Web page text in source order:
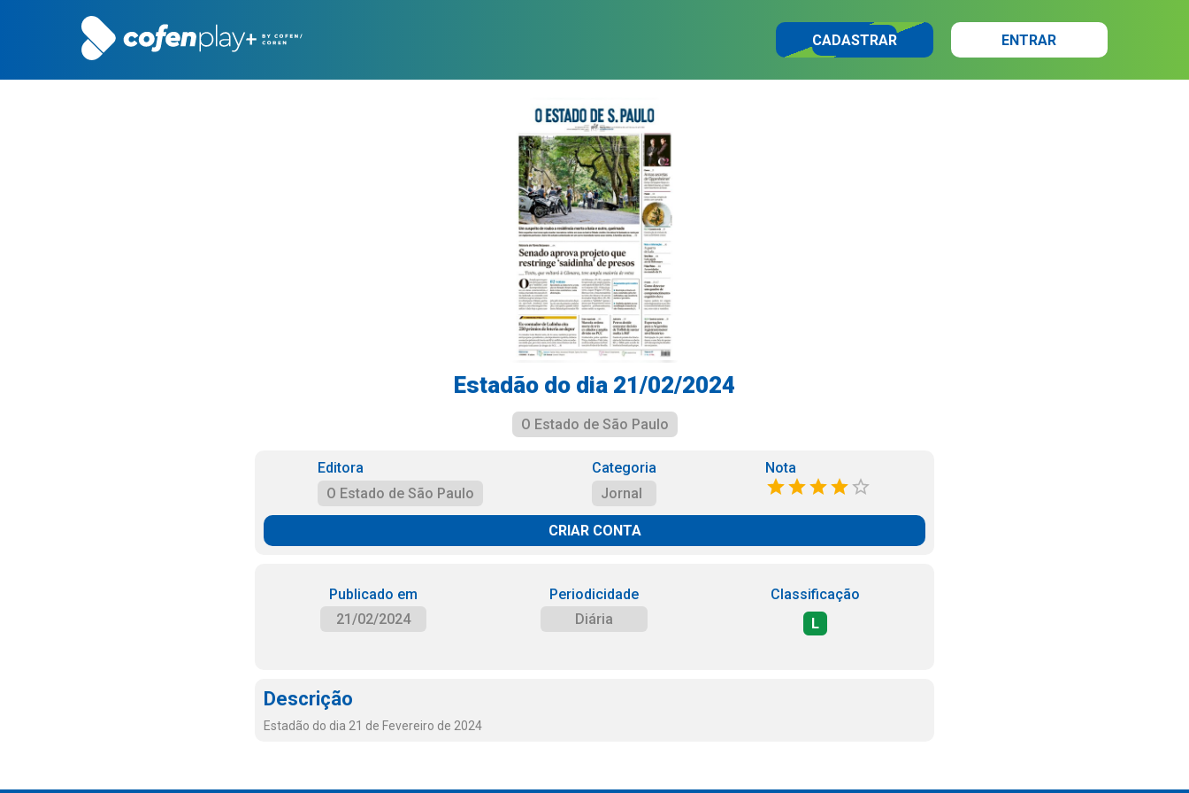
CADASTRAR ENTRAR
Estadão do dia 21/02/2024
O Estado de São Paulo
Editora
O Estado de São Paulo
Categoria
Jornal
Nota
CRIAR CONTA
Publicado em
21/02/2024
Periodicidade
Diária
Classificação
L
Descrição
Estadão do dia 21 de Fevereiro de 2024